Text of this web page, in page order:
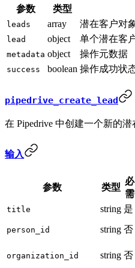
参数 类型
leads array 潜在客户对
lead object 单个潜在客
metadata object 操作元数据
success boolean 操作成功状
pipedrive_create_lead
在 Pipedrive 中创建一个新的潜
输入
参数 类型
必
需
title string 是
person_id string 否
organization_id string 否